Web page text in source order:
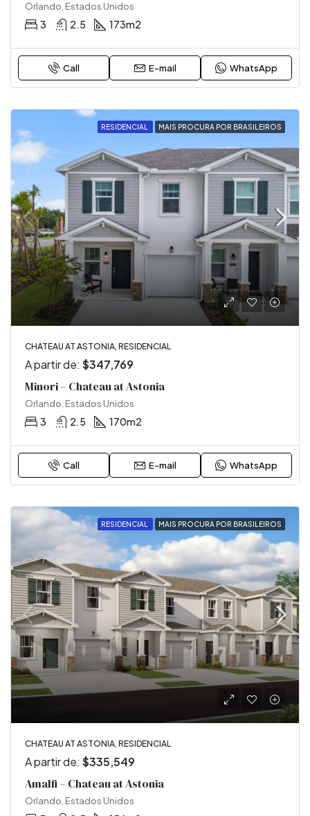
Orlando, Estados Unidos
3 2.5 173m2
Call E-mail WhatsApp
RESIDENCIAL MAIS PROCURA POR BRASILEIROS
CHATEAU AT ASTONIA, RESIDENCIAL
A partir de: $347,769
Minori – Chateau at Astonia
Orlando, Estados Unidos
3 2.5 170m2
Call E-mail WhatsApp
RESIDENCIAL MAIS PROCURA POR BRASILEIROS
CHATEAU AT ASTONIA, RESIDENCIAL
A partir de: $335,549
Amalfi – Chateau at Astonia
Orlando, Estados Unidos